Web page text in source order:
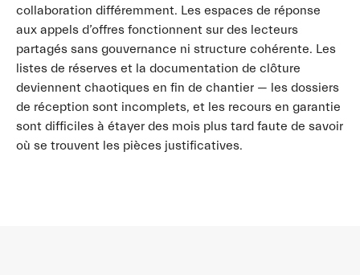
collaboration différemment. Les espaces de réponse
aux appels d’offres fonctionnent sur des lecteurs
partagés sans gouvernance ni structure cohérente. Les
listes de réserves et la documentation de clôture
deviennent chaotiques en fin de chantier — les dossiers
de réception sont incomplets, et les recours en garantie
sont difficiles à étayer des mois plus tard faute de savoir
où se trouvent les pièces justificatives.